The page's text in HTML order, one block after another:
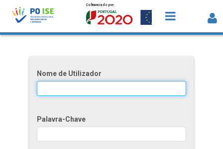
Saltar para o conteúdo
Cofinanciado por:
Nome de Utilizador
Palavra-Chave